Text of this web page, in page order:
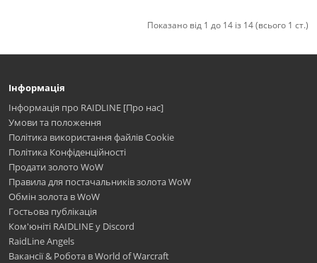
Показано від 1 до 14 із 14 (всього 1 ст.)
Інформація
Інформація про RAIDLINE [Про нас]
Умови та положення
Політика використання файлів Cookie
Політика Конфіденційності
Продати золото WoW
Правила для постачальників золота WoW
Обмін золота в WoW
Гостьова публікація
Ком'юніті RAIDLINE у Discord
RaidLine Angels
Вакансії & Робота в World of Warcraft